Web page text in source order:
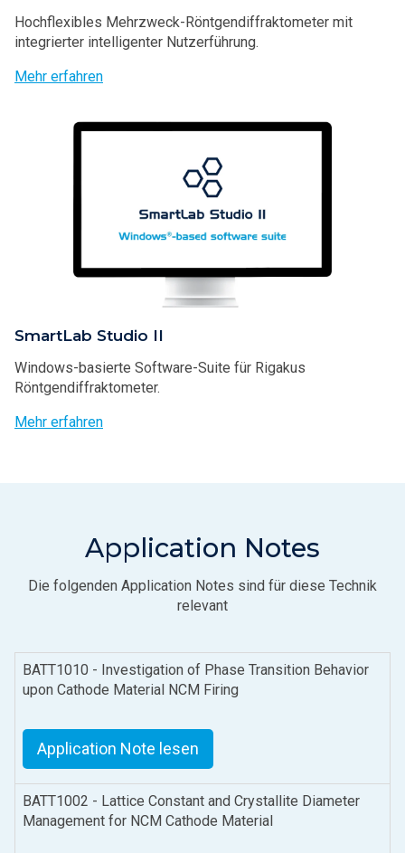
Hochflexibles Mehrzweck-Röntgendiffraktometer mit
integrierter intelligenter Nutzerführung.
Mehr erfahren
SmartLab Studio II
Windows-basierte Software-Suite für Rigakus
Röntgendiffraktometer.
Mehr erfahren
Application Notes
Die folgenden Application Notes sind für diese Technik
relevant
BATT1010 - Investigation of Phase Transition Behavior
upon Cathode Material NCM Firing
Application Note lesen
BATT1002 - Lattice Constant and Crystallite Diameter
Management for NCM Cathode Material